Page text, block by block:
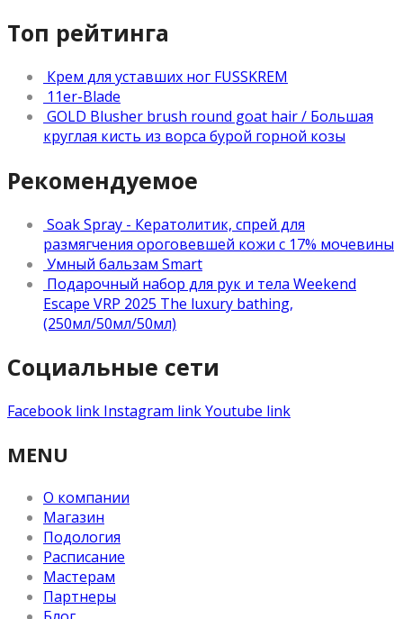
Топ рейтинга
Крем для уставших ног FUSSKREM
11er-Blade
GOLD Blusher brush round goat hair / Большая
круглая кисть из ворса бурой горной козы
Рекомендуемое
Soak Spray - Кератолитик, спрей для
размягчения ороговевшей кожи с 17% мочевины
Умный бальзам Smart
Подарочный набор для рук и тела Weekend
Escape VRP 2025 The luxury bathing,
(250мл/50мл/50мл)
Социальные сети
Facebook link Instagram linkYoutube link
MENU
О компании
Магазин
Подология
Расписание
Мастерам
Партнеры